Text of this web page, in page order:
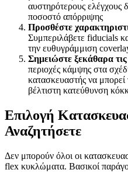
αυστηρότερους ελέγχους
ποσοστό απόρριψης
Προσθέστε
Συμπεριλάβετε fiducials
την ευθυγράμμιση
Σημειώστε ξεκάθαρα
περιοχές κάμψης στα
κατασκευαστής να μπορεί
βέλτιστη κατεύθυνση
Επιλογή
Αναζητήσετε
Δεν μπορούν όλοι οι
flex κυκλώματα. Βασικοί